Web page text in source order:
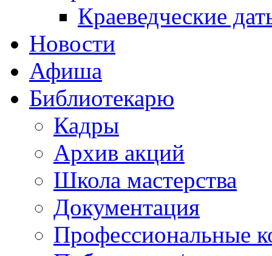
Краеведческие
Новости
Афиша
Библиотекарю
Кадры
Архив акций
Школа мастерства
Документация
Профессиональные